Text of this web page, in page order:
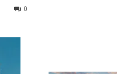
0